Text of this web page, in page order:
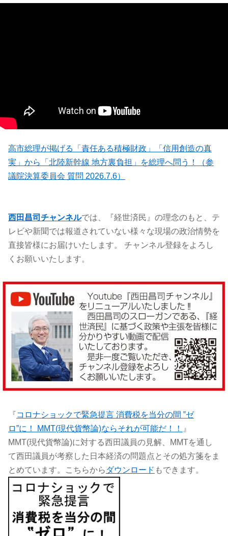
高市総理が掲げる「責任ある積極財政」「信用創造の真
実」から「北陸新幹線 地方裏負担」を総理へ問う！（参
議院決算委員会 質問 2026.7.6）
西田昌司チャンネルでは、『経世済民』の理念のもと、テ
レビや新聞では報道されていない様々な現場の政治情勢を
直接皆様にお届けいたします。 チャンネル登録をよろし
くお願いいたします。
『コロナショックで緊急提言 消費税を当分の間 ‟ゼ
ロ”に！ MMT(現代貨幣論)ならそれが可能だ！！
』
MMT(現代貨幣論)に対する西田議員の見解、MMTを通し
て西田議員が考察した日本経済の問題点とその処方箋をま
とめています。こちらから ダウンロード もできます。